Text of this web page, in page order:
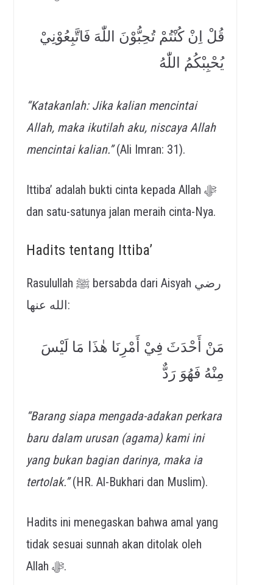
قُلْ اِنْ كُنْتُمْ تُحِبُّوْنَ اللّٰهَ فَاتَّبِعُوْنِيْ
يُحْبِبْكُمُ اللّٰهُ
“Katakanlah: Jika kalian mencintai
Allah, maka ikutilah aku, niscaya Allah
mencintai kalian.”(Ali Imran: 31).
Ittiba’ adalah bukti cinta kepada Allah ﷻ
dan satu-satunya jalan meraih cinta-Nya.
Hadits tentang Ittiba’
Rasulullah ﷺ bersabda dari Aisyah رضي
الله عنها:
مَنْ أَحْدَثَ فِيْ أَمْرِنَا هٰذَا مَا لَيْسَ
مِنْهُ فَهُوَ رَدٌّ
“Barang siapa mengada-adakan perkara
baru dalam urusan (agama) kami ini
yang bukan bagian darinya, maka ia
tertolak.”(HR. Al-Bukhari dan Muslim).
Hadits ini menegaskan bahwa amal yang
tidak sesuai sunnah akan ditolak oleh
Allah ﷻ.